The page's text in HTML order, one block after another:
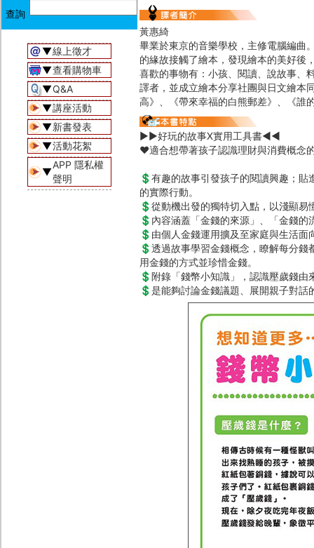
▼線上徵才
▼查看購物車
▼Q&A
▼講座活動
▼新書發表
▼活動花絮
▼
APP 隱私權
聲明
黃惠綺
畢業於東京的音樂學校，主修電腦編曲
的緣故接觸了繪本，發現繪本的美好後
喜歡的事物有：小孩、閱讀、說故事、
譯者，並成立繪本分享社團與日文繪本
高》、《帶來幸福的白熊郵差》、《誰
▶▶好玩的故事X實用工具書◀◀
♥適合想帶著孩子認識理財與消費概念
💲有趣的故事引發孩子的閱讀興趣；
的實際行動。
💲從動機出發的獨特切入點，以淺顯
💲內容涵蓋「金錢的來源」、「金錢
💲由個人金錢運用擴及至家庭與生活面
💲透過故事學習金錢概念，瞭解每分
用金錢的方式並珍惜金錢。
💲附錄「錢幣小知識」，認識壓歲錢
💲是能夠討論金錢議題、展開親子對話